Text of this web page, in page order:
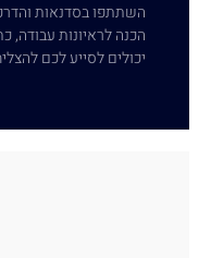
השתתפו בסדנאות
הכנה לראיונות עבודה,
יכולים לסייע לכם